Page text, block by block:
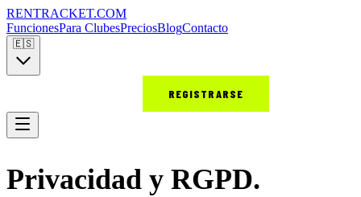
RENTRACKET.COM
FuncionesPara ClubesPreciosBlogContacto
🇪🇸
REGISTRARSE
Privacidad y RGPD.